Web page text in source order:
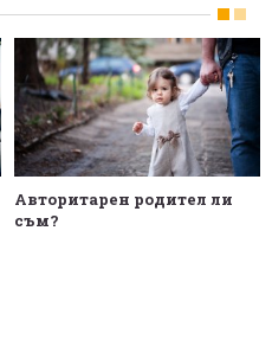
Авторитарен родител ли
съм?